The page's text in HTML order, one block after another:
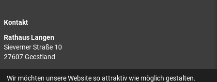
Kontakt
Rathaus Langen
Sieverner Straße 10
27607 Geestland
Rathaus Bad Bederkesa
Wir möchten unsere Website so attraktiv wie möglich gestalten.